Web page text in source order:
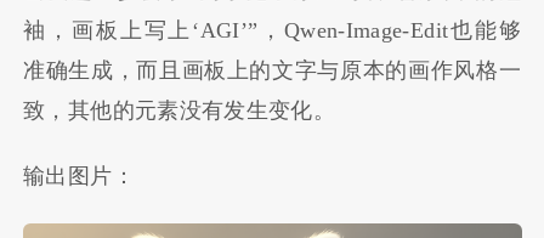
袖，画板上写上‘AGI’”，Qwen-Image-Edit也能够
准确生成，而且画板上的文字与原本的画作风格一
致，其他的元素没有发生变化。
输出图片：